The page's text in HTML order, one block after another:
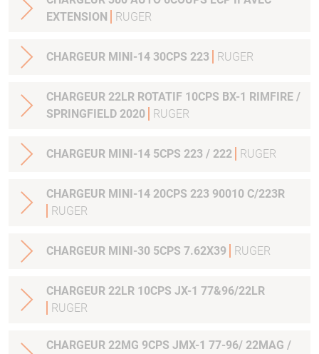
EXTENSION
RUGER
CHARGEUR MINI-14 30CPS 223 RUGER
CHARGEUR 22LR ROTATIF 10CPS BX-1 RIMFIRE /
SPRINGFIELD 2020
RUGER
CHARGEUR MINI-14 5CPS 223 / 222 RUGER
CHARGEUR MINI-14 20CPS 223 90010 C/223R
RUGER
CHARGEUR MINI-30 5CPS 7.62X39 RUGER
CHARGEUR 22LR 10CPS JX-1 77&96/22LR
RUGER
CHARGEUR 22MG 9CPS JMX-1 77-96/ 22MAG /